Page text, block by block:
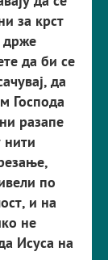
за крст
држе
те да би се
ачувај, да
Господа
разапе
нити
езање,
вели по
ст, и на
не
Исуса на